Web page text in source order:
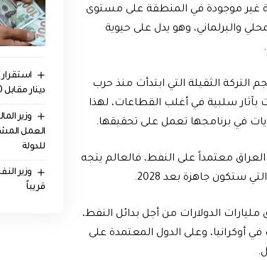
دينار مقابل 100 دولار
وزير
العمل
للدولة
وزير
قريباً
غير موجودة في المنطقة على مستوى
والبرلماني، وهو يدل على حيوية
التركة الثقيلة التي ابتدأت منذ حرب
بآثار سلبية في أغلب القطاعات، لهذا
في برنامجها تعمل على تحقيقها.
العراق معتمداً على النفط، فالعالم يتجه
ستكون جاهزة بعد 2028.
مليارات الدولارات من أجل بدائل النفط،
أوكرانيا، وعلى الدول المعتمدة على